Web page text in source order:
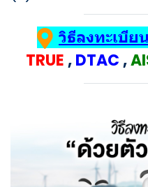
วิธีลงทะเบีย
TRUE ,DTAC ,